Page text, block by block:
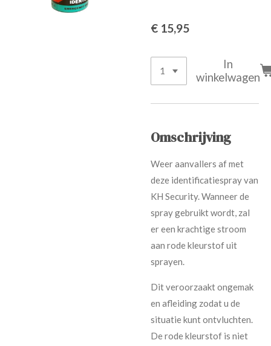
€ 15,95
In
winkelwagen
Omschrijving
Weer aanvallers af met
deze identificatiespray van
KH Security. Wanneer de
spray gebruikt wordt, zal
er een krachtige stroom
aan rode kleurstof uit
sprayen.
Dit veroorzaakt ongemak
en afleiding zodat u de
situatie kunt ontvluchten.
De rode kleurstof is niet